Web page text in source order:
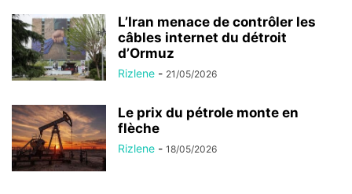
L’Iran menace de contrôler les
câbles internet du détroit
d’Ormuz
Rizlene - 21/05/2026
Le prix du pétrole monte en
flèche
Rizlene - 18/05/2026